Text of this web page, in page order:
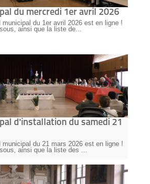
du mercredi 1er avril 2026
municipal du 1er avril 2026 est en ligne !
ainsi que la liste de...
d'installation du samedi 21
municipal du 21 mars 2026 est en ligne !
ainsi que la liste des ...